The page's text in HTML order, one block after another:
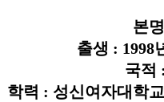
본
출생 : 1998
국적
학력 : 성신여자대학